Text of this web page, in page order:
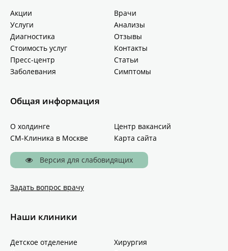
Акции
Врачи
Услуги
Анализы
Диагностика
Отзывы
Стоимость услуг
Контакты
Пресс-центр
Статьи
Заболевания
Симптомы
Общая информация
О холдинге
Центр вакансий
СМ-Клиника в Москве
Карта сайта
Версия для слабовидящих
Задать вопрос врачу
Наши клиники
Детское отделение
Хирургия